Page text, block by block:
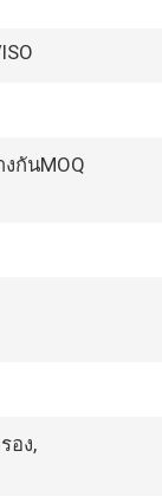
กันMOQ
อง,